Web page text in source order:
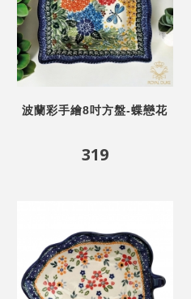
波蘭彩手繪8吋方盤-蝶戀花
319